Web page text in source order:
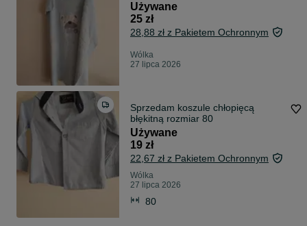
Używane
25 zł
28,88 zł z Pakietem Ochronnym
Wólka
27 lipca 2026
Sprzedam koszule chłopięcą
błękitną rozmiar 80
Używane
19 zł
22,67 zł z Pakietem Ochronnym
Wólka
27 lipca 2026
80